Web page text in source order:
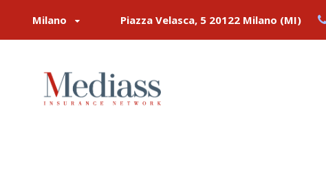
Milano Piazza Velasca, 5 20122 Milano (MI)